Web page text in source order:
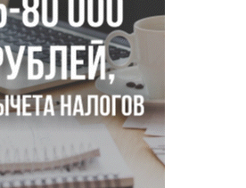
пострадали в ДТП с